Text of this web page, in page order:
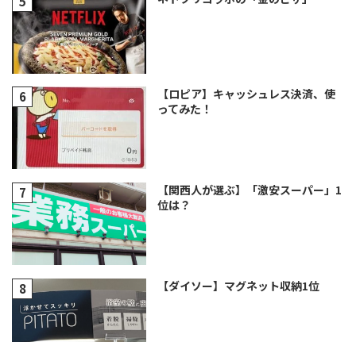
【ロピア】キャッシュレス決済、使
ってみた！
【関西人が選ぶ】「激安スーパー」1
位は？
【ダイソー】マグネット収納1位